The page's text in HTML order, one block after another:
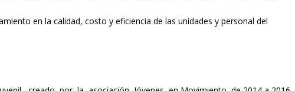
en la calidad, costo y eficiencia de las unidades y personal del